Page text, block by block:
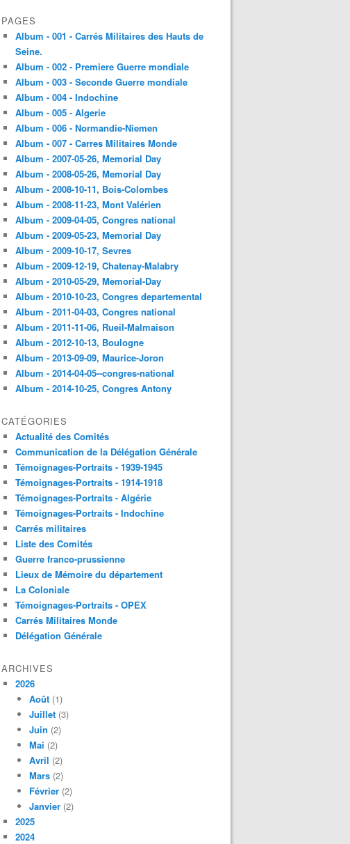
PAGES
Album - 001 - Carrés Militaires des Hauts de
Seine.
Album - 002 - Premiere Guerre mondiale
Album - 003 - Seconde Guerre mondiale
Album - 004 - Indochine
Album - 005 - Algerie
Album - 006 - Normandie-Niemen
Album - 007 - Carres Militaires Monde
Album - 2007-05-26, Memorial Day
Album - 2008-05-26, Memorial Day
Album - 2008-10-11, Bois-Colombes
Album - 2008-11-23, Mont Valérien
Album - 2009-04-05, Congres national
Album - 2009-05-23, Memorial Day
Album - 2009-10-17, Sevres
Album - 2009-12-19, Chatenay-Malabry
Album - 2010-05-29, Memorial-Day
Album - 2010-10-23, Congres departemental
Album - 2011-04-03, Congres national
Album - 2011-11-06, Rueil-Malmaison
Album - 2012-10-13, Boulogne
Album - 2013-09-09, Maurice-Joron
Album - 2014-04-05--congres-national
Album - 2014-10-25, Congres Antony
CATÉGORIES
Actualité des Comités
Communication de la Délégation Générale
Témoignages-Portraits - 1939-1945
Témoignages-Portraits - 1914-1918
Témoignages-Portraits - Algérie
Témoignages-Portraits - Indochine
Carrés militaires
Liste des Comités
Guerre franco-prussienne
Lieux de Mémoire du département
La Coloniale
Témoignages-Portraits - OPEX
Carrés Militaires Monde
Délégation Générale
ARCHIVES
2026
Août (1)
Juillet (3)
Juin (2)
Mai (2)
Avril (2)
Mars (2)
Février (2)
Janvier (2)
2025
2024